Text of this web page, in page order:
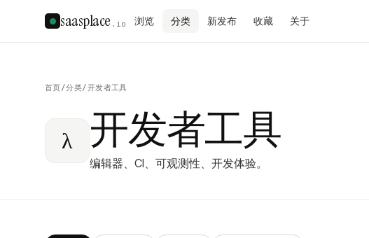
saasplace .io 浏览 分类 新发布 收藏 关于
首页/分类/开发者工具
λ 开发者工具
编辑器、CI、可观测性、开发体验。